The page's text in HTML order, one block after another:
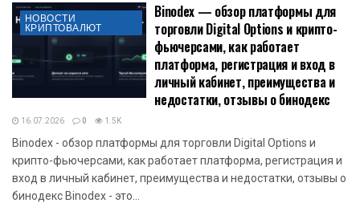
НОВОСТИ
КРИПТОВАЛЮТ
Binodex — обзор платформы для
торговли Digital Options и крипто-
фьючерсами, как работает
платформа, регистрация и вход в
личный кабинет, преимущества и
недостатки, отзывы о бинодекс
16.07.2026 0 1.5K
Binodex - обзор платформы для торговли Digital Options и
крипто-фьючерсами, как работает платформа, регистрация и
вход в личный кабинет, преимущества и недостатки, отзывы о
бинодекс Binodex - это...